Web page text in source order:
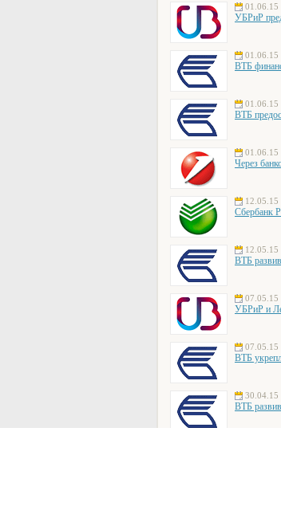
01.06.15
УБРиР
01.06.15
ВТБ
01.06.15
ВТБ
01.06.15
Через
12.05.15
Сбербанк
12.05.15
ВТБ
07.05.15
УБРиР и
07.05.15
ВТБ
30.04.15
ВТБ